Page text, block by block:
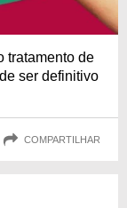
tratamento de
ser definitivo
COMPARTILHAR